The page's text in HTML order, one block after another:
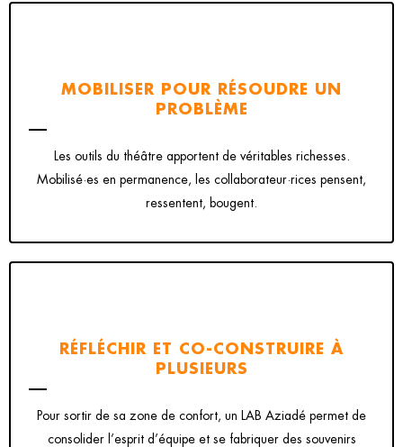
MOBILISER POUR RÉSOUDRE UN
PROBLÈME
Les outils du théâtre apportent de véritables richesses.
Mobilisé·es en permanence, les collaborateur·rices pensent,
ressentent, bougent.
RÉFLÉCHIR ET CO-CONSTRUIRE À
PLUSIEURS
Pour sortir de sa zone de confort, un LAB Aziadé permet de
consolider l’esprit d’équipe et se fabriquer des souvenirs